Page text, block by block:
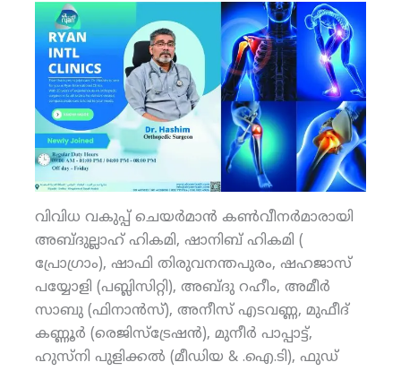
വിവിധ വകുപ്പ് ചെയര്‍മാന്‍ കണ്‍വീനര്‍മാരായി
അബ്ദുല്ലാഹ് ഹികമി, ഷാനിബ് ഹികമി (
പ്രോഗ്രാം), ഷാഫി തിരുവനന്തപുരം, ഷഹജാസ്
പയ്യോളി (പബ്ലിസിറ്റി), അബ്ദു റഹീം, അമീര്‍
സാബു (ഫിനാന്‍സ്), അനീസ് എടവണ്ണ, മുഫീദ്
കണ്ണൂര്‍ (രെജിസ്‌ട്രേഷന്‍), മുനീര്‍ പാപ്പാട്ട്,
ഹുസ്‌നി പുളിക്കല്‍ (മീഡിയ & .ഐ.ടി), ഫുഡ്